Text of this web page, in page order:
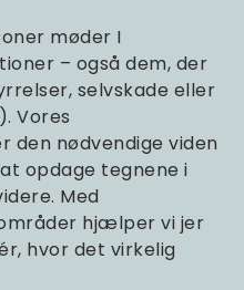
møder I
– også dem, der
selvskade eller
Vores
den nødvendige viden
opdage tegnene i
Med
hjælper vi jer
hvor det virkelig